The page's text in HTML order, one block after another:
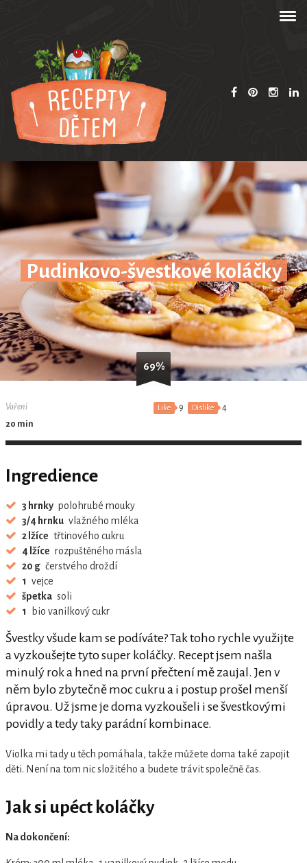
Pudinkovo-švestkové koláčky
69%
Vaření
20 min
Like 9 Dislike 4
Ingredience
3 hrnky polohrubé mouky
3/4 hrnku vlažného mléka
2 lžíce třtinového cukru
4 lžíce rozpuštěného másla
20 g čerstvého droždí
1 vejce
špetka soli
1
bio vanilkový cukr
Švestky všude kam se podíváte? Tak toho rychle využijte
a vyzkoušejte tyto super koláčky. Recept jsem našla
minulý rok a hned na první přečtení mě zaujal. Jen v
něm bylo zbytečně moc cukru a i postup prošel menší
úpravou. Už jsme je doma vyzkoušeli i se švestkovými
povidly a tedy taky parádní kombinace.
Violka mi tady u těch pomáhala, takže můžete doma také zapojit
děti. Není na tom nic složitého a budete trávit společně čas.
Jak si upéct koláčky
Na dokončení: